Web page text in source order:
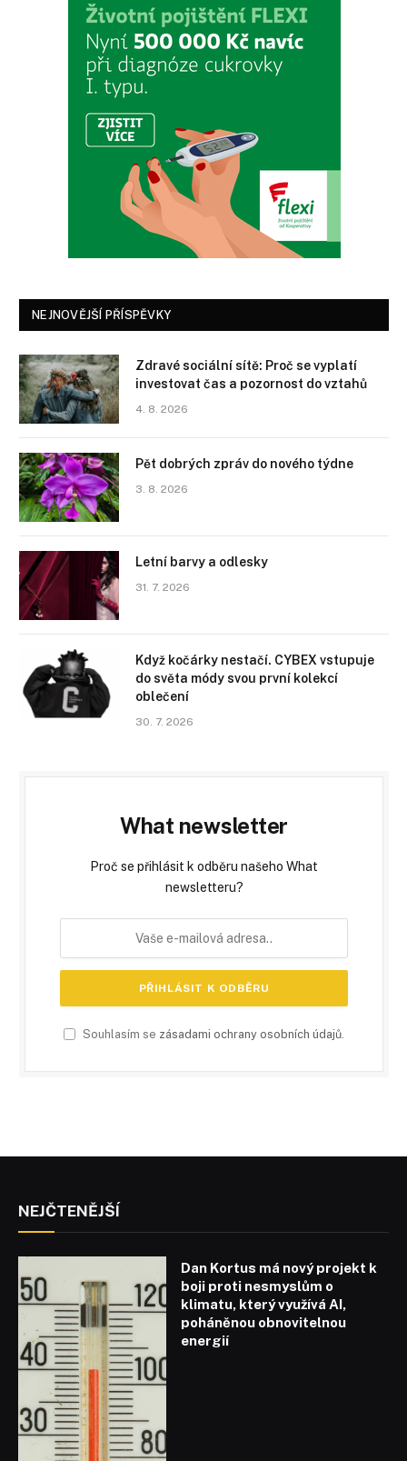
NEJNOVĚJŠÍ PŘÍSPĚVKY
Zdravé sociální sítě: Proč se vyplatí
investovat čas a pozornost do vztahů
4. 8. 2026
Pět dobrých zpráv do nového týdne
3. 8. 2026
Letní barvy a odlesky
31. 7. 2026
Když kočárky nestačí. CYBEX vstupuje
do světa módy svou první kolekcí
oblečení
30. 7. 2026
What newsletter
Proč se přihlásit k odběru našeho What
newsletteru?
Souhlasím se zásadami ochrany osobních údajů.
NEJČTENĚJŠÍ
Dan Kortus má nový projekt k
boji proti nesmyslům o
klimatu, který využívá AI,
poháněnou obnovitelnou
energií